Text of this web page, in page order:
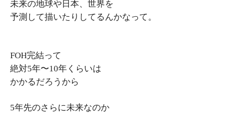
未来の地球や日本、世界を
予測して描いたりしてるんかなって。
FOH完結って
絶対5年〜10年くらいは
かかるだろうから
5年先のさらに未来なのか